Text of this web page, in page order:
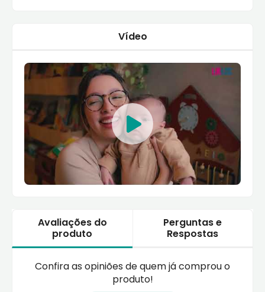
Vídeo
Avaliações do
produto
Perguntas e
Respostas
Confira as opiniões de quem já comprou o
produto!